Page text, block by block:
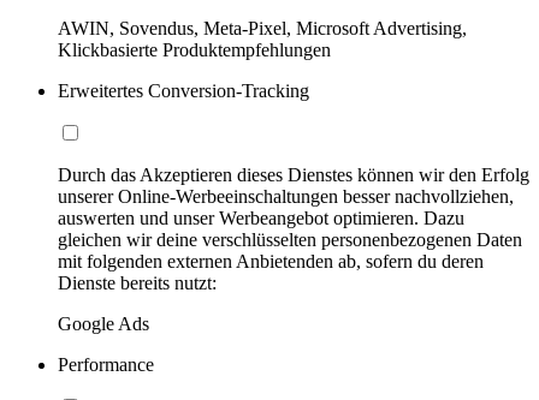
AWIN, Sovendus, Meta-Pixel, Microsoft Advertising,
Klickbasierte Produktempfehlungen
Erweitertes Conversion-Tracking
Durch das Akzeptieren dieses Dienstes können wir den Erfolg
unserer Online-Werbeeinschaltungen besser nachvollziehen,
auswerten und unser Werbeangebot optimieren. Dazu
gleichen wir deine verschlüsselten personenbezogenen Daten
mit folgenden externen Anbietenden ab, sofern du deren
Dienste bereits nutzt:
Google Ads
Performance